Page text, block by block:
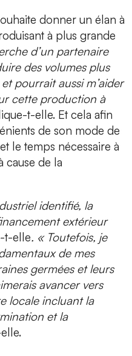
donner un élan à
à plus grande
d’un partenaire
des volumes plus
pourrait aussi m’aider
cette production à
t-elle. Et cela afin
de son mode de
le temps nécessaire à
cause de la
identifié, la
extérieur
t-elle. « Toutefois, je
de mes
germées et leurs
avancer vers
locale incluant la
et la